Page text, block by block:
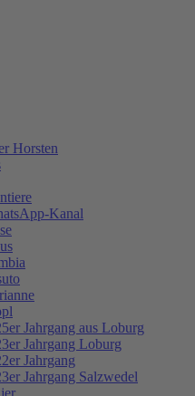
Horsten
Kanal
Jahrgang aus Loburg
Jahrgang Loburg
Jahrgang
Jahrgang Salzwedel